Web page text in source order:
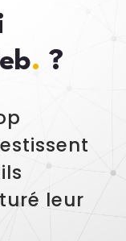
eb.?
leur